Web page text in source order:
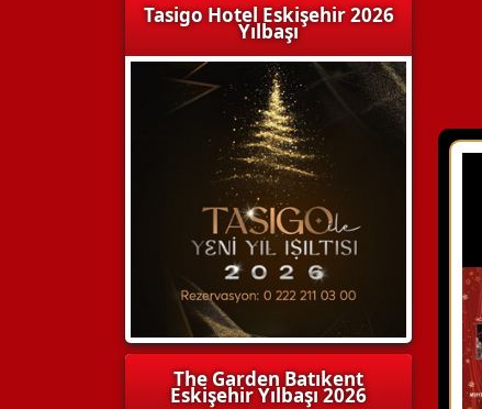
Tasigo Hotel Eskişehir 2026
Yılbaşı
The Garden Batıkent
Eskişehir Yılbaşı 2026